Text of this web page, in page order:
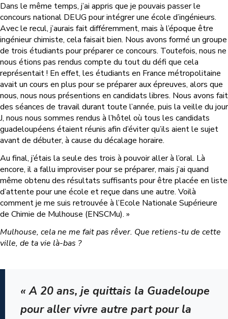
Dans le même temps, j’ai appris que je pouvais passer le
concours national DEUG pour intégrer une école d’ingénieurs.
Avec le recul, j’aurais fait différemment, mais à l’époque être
ingénieur chimiste, cela faisait bien. Nous avons formé un groupe
de trois étudiants pour préparer ce concours. Toutefois, nous ne
nous étions pas rendus compte du tout du défi que cela
représentait ! En effet, les étudiants en France métropolitaine
avait un cours en plus pour se préparer aux épreuves, alors que
nous, nous nous présentions en candidats libres. Nous avons fait
des séances de travail durant toute l’année, puis la veille du jour
J, nous nous sommes rendus à l’hôtel où tous les candidats
guadeloupéens étaient réunis afin d’éviter qu’ils aient le sujet
avant de débuter, à cause du décalage horaire.
Au final, j’étais la seule des trois à pouvoir aller à l’oral. Là
encore, il a fallu improviser pour se préparer, mais j’ai quand
même obtenu des résultats suffisants pour être placée en liste
d’attente pour une école et reçue dans une autre. Voilà
comment je me suis retrouvée à l’Ecole Nationale Supérieure
de Chimie de Mulhouse (ENSCMu). »
Mulhouse, cela ne me fait pas rêver. Que retiens-tu de cette
ville, de ta vie là-bas ?
« A 20 ans, je quittais la Guadeloupe
pour aller vivre autre part pour la